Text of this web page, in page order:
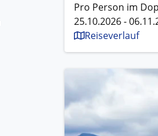
Pro Person im
25.10.2026 -
Reiseverlauf